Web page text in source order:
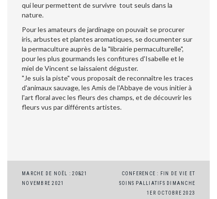
qui leur permettent de survivre tout seuls dans la
nature.
Pour les amateurs de jardinage on pouvait se procurer
iris, arbustes et plantes aromatiques, se documenter sur
la permaculture auprès de la "librairie permaculturelle",
pour les plus gourmands les confitures d'Isabelle et le
miel de Vincent se laissaient déguster.
"Je suis la piste" vous proposait de reconnaître les traces
d'animaux sauvage, les Amis de l'Abbaye de vous initier à
l'art floral avec les fleurs des champs, et de découvrir les
fleurs vus par différents artistes.
Navigation
MARCHE DE NOËL : 20&21
NOVEMBRE 2021
CONFERENCE : FIN DE VIE ET
SOINS PALLIATIFS DIMANCHE
1ER OCTOBRE 2023